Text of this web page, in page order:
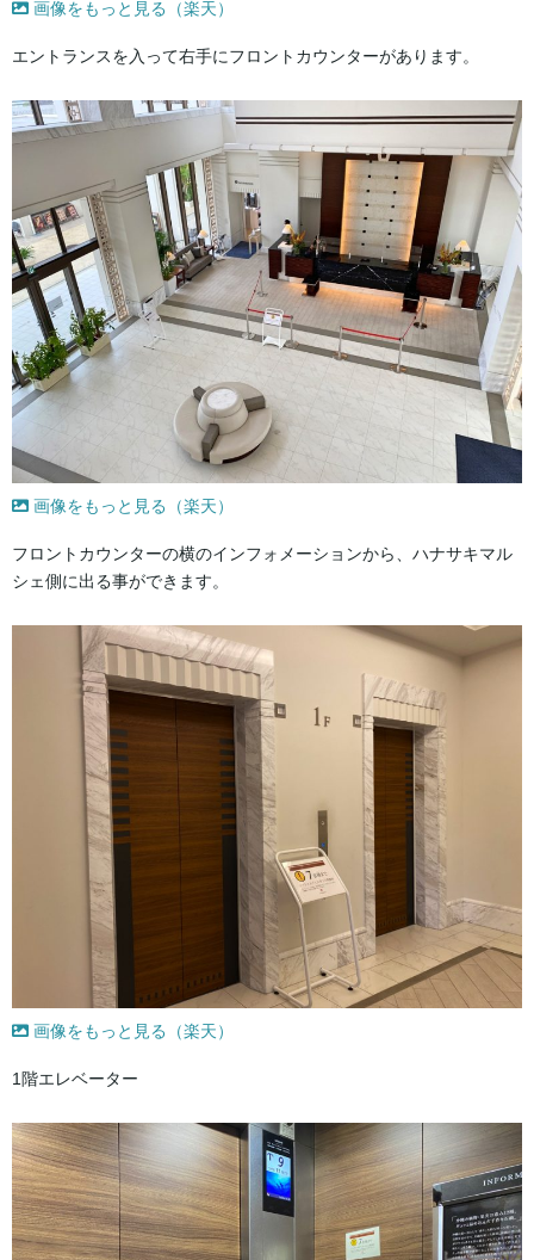
画像をもっと見る（楽天）
エントランスを入って右手にフロントカウンターがあります。
画像をもっと見る（楽天）
フロントカウンターの横のインフォメーションから、ハナサキマル
シェ側に出る事ができます。
画像をもっと見る（楽天）
1階エレベーター